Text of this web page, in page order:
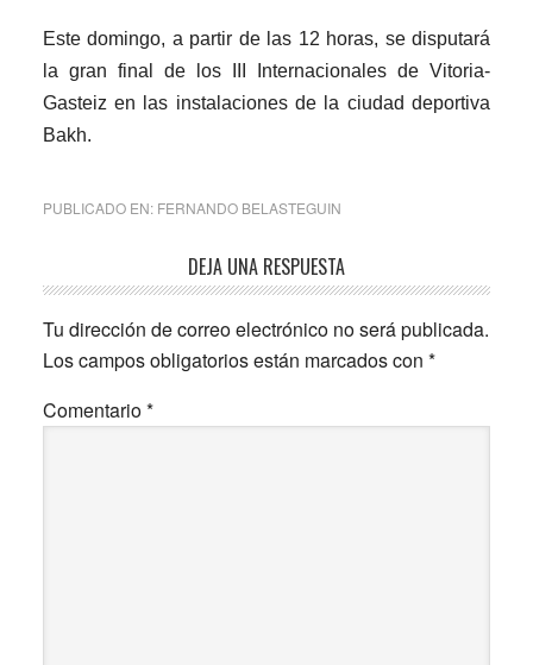
Este domingo, a partir de las 12 horas, se disputará
la gran final de los III Internacionales de Vitoria-
Gasteiz en las instalaciones de la ciudad deportiva
Bakh.
PUBLICADO EN: FERNANDO BELASTEGUIN
Interacciones
con
los
lectores
DEJA UNA RESPUESTA
Tu dirección de correo electrónico no será publicada.
Los campos obligatorios están marcados con *
Comentario*